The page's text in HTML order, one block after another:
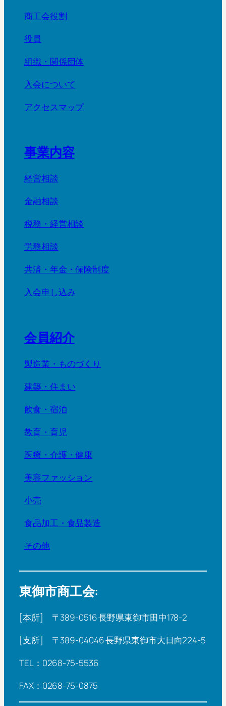
商工会役割
役員
組織・関係団体
入会について
アクセスマップ
事業内容
経営相談
金融相談
税務・経営相談
労務相談
共済・年金・保険制度
入会申し込み
会員紹介
製造業・ものづくり
建築・住まい
飲食・宿泊
教育・育児
医療・介護・健康
美容ファッション
小売
食品加工・食品製造
その他
東御市商工会:
[本所] 〒389-0516 長野県東御市田中178-2
[支所] 〒389-04046 長野県東御市大日向224-5
TEL：0268-75-5536
FAX：0268-75-0875